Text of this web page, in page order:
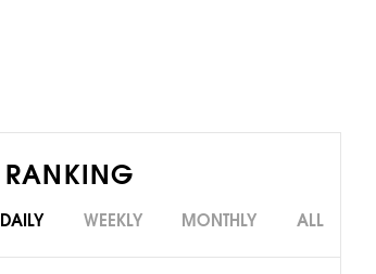
RANKING
DAILY WEEKLY MONTHLY ALL